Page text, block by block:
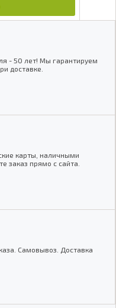
- 50 лет! Мы гарантируем
доставке.
карты, наличными
заказ прямо с сайта.
Самовывоз. Доставка